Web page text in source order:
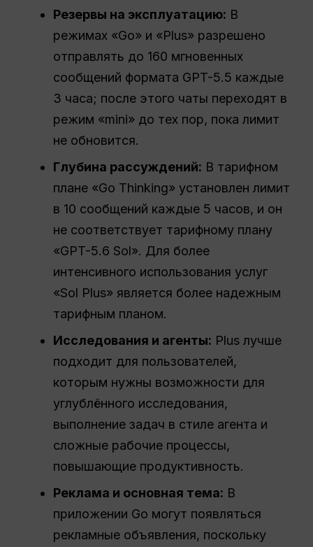
Резервы на эксплуатацию: В
режимах «Go» и «Plus» разрешено
отправлять до 160 мгновенных
сообщений формата GPT-5.5 каждые
3 часа; после этого чаты переходят в
режим «mini» до тех пор, пока лимит
не обновится.
Глубина рассуждений: В тарифном
плане «Go Thinking» установлен лимит
в 10 сообщений каждые 5 часов, и он
не соответствует тарифному плану
«GPT-5.6 Sol». Для более
интенсивного использования услуг
«Sol Plus» является более надежным
тарифным планом.
Исследования и агенты: Plus лучше
подходит для пользователей,
которым нужны возможности для
углублённого исследования,
выполнение задач в стиле агента и
сложные рабочие процессы,
повышающие продуктивность.
Реклама и основная тема: В
приложении Go могут появляться
рекламные объявления, поскольку